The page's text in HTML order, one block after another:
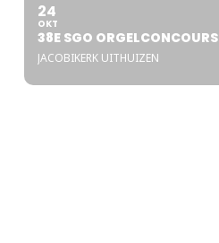
24
OKT
38E SGO ORGELCONCOURS
JACOBIKERK UITHUIZEN